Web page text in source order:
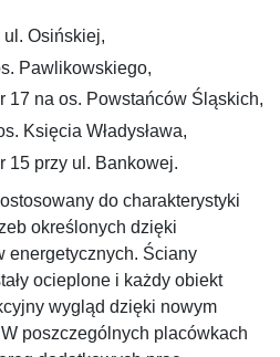
ul. Osińskiej,
Pawlikowskiego,
17 na os. Powstańców Śląskich,
Księcia Władysława,
15 przy ul. Bankowej.
do charakterystyki
określonych dzięki
energetycznych. Ściany
ocieplone i każdy obiekt
wygląd dzięki nowym
poszczególnych placówkach